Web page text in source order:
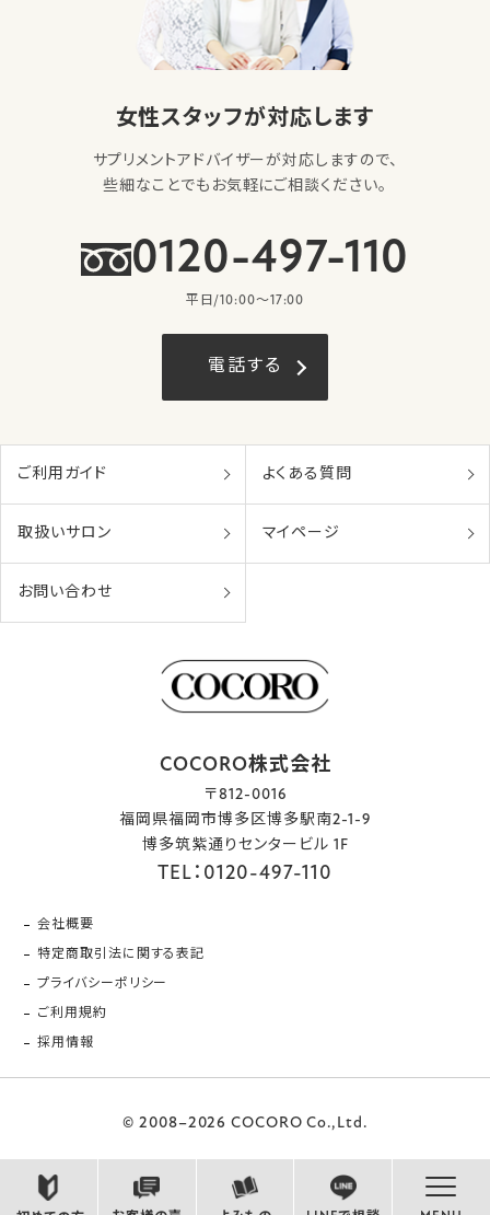
女性スタッフが対応します
サプリメントアドバイザーが対応しますので、
些細なことでもお気軽にご相談ください。
0120-497-110
平日/10:00〜17:00
電話する
ご利用ガイド よくある質問
取扱いサロン マイページ
お問い合わせ
COCORO株式会社
〒812-0016
福岡県福岡市博多区博多駅南2-1-9
博多筑紫通りセンタービル 1F
TEL：0120-497-110
会社概要
特定商取引法に関する表記
プライバシーポリシー
ご利用規約
採用情報
© 2008–2026 COCORO Co.,Ltd.